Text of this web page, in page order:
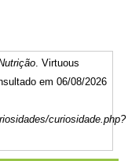
. Virtuous
em 06/08/2026
curiosidade.php?